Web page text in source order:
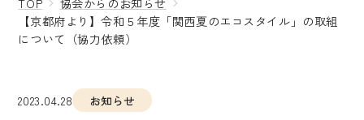
【京都府より】令和５年度「関西夏のエコスタイル」の取組
について（協力依頼）
2023.04.28 お知らせ